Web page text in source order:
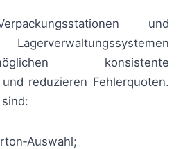
und
konsistente
reduzieren Fehlerquoten.